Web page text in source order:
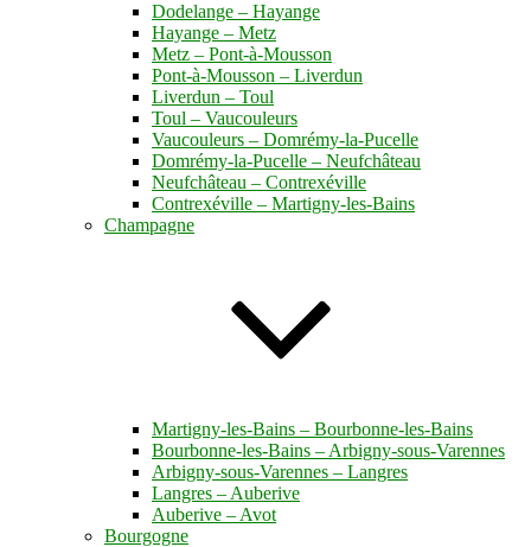
Dodelange – Hayange
Hayange – Metz
Metz – Pont-à-Mousson
Pont-à-Mousson – Liverdun
Liverdun – Toul
Toul – Vaucouleurs
Vaucouleurs – Domrémy-la-Pucelle
Domrémy-la-Pucelle – Neufchâteau
Neufchâteau – Contrexéville
Contrexéville – Martigny-les-Bains
Champagne
Martigny-les-Bains – Bourbonne-les-Bains
Bourbonne-les-Bains – Arbigny-sous-Varennes
Arbigny-sous-Varennes – Langres
Langres – Auberive
Auberive – Avot
Bourgogne